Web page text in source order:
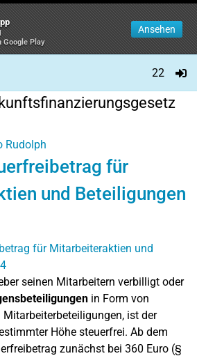
Google Play
Ansehen
22
Rudolph
für
und Beteiligungen
seinen Mitarbeitern verbilligt oder
in Form von
ist der
Höhe steuerfrei. Ab dem
zunächst bei 360 Euro (§